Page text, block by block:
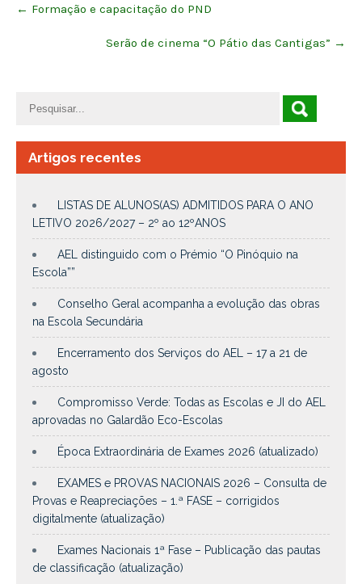
navigation
← Formação e capacitação do PND
Serão de cinema “O Pátio das Cantigas” →
Artigos recentes
LISTAS DE ALUNOS(AS) ADMITIDOS PARA O ANO
LETIVO 2026/2027 – 2º ao 12ºANOS
AEL distinguido com o Prémio “O Pinóquio na
Escola””
Conselho Geral acompanha a evolução das obras
na Escola Secundária
Encerramento dos Serviços do AEL – 17 a 21 de
agosto
Compromisso Verde: Todas as Escolas e JI do AEL
aprovadas no Galardão Eco-Escolas
Época Extraordinária de Exames 2026 (atualizado)
EXAMES e PROVAS NACIONAIS 2026 – Consulta de
Provas e Reapreciações – 1.ª FASE – corrigidos
digitalmente (atualização)
Exames Nacionais 1ª Fase – Publicação das pautas
de classificação (atualização)